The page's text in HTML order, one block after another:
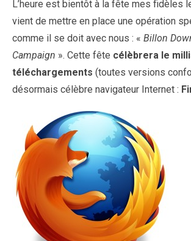
L’heure est bientôt à la fête mes fidèles
vient de mettre en place une opération
comme il se doit avec nous : « Billon
Campaign ». Cette fête célèbrera le
téléchargements (toutes versions
désormais célèbre navigateur Internet :